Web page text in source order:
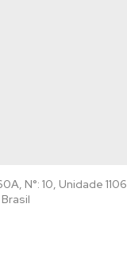
, N°: 10, Unidade 1106
Brasil